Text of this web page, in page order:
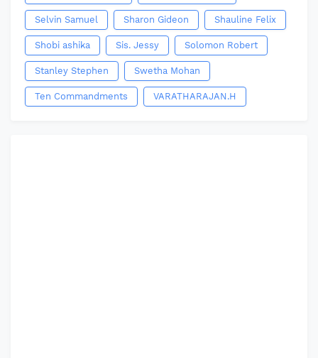
Selvin Samuel Sharon Gideon Shauline Felix
Shobi ashika Sis. Jessy Solomon Robert
Stanley Stephen Swetha Mohan
Ten Commandments VARATHARAJAN.H